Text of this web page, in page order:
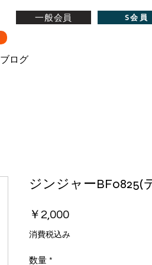
一般会員 S会員
ブログ
ジンジャーBF0825(
￥2,000価
格
消費税込み
数量 *